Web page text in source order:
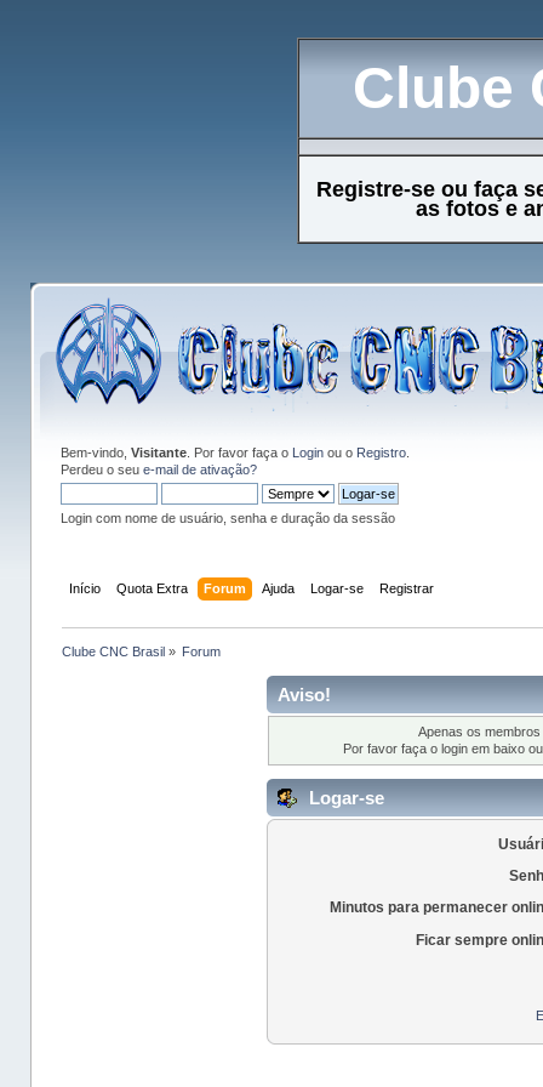
Clube
Registre-se ou faça
as fotos e
Bem-vindo, Visitante. Por favor faça o Loginou o Registro.
Perdeu o seu e-mail de ativação?
Login com nome de usuário, senha e duração da sessão
Início Quota Extra Forum Ajuda Logar-se Registrar
Clube CNC Brasil» Forum
Aviso!
Apenas os
Por favor faça o login em baixo
Logar-se
Minutos para permanecer
Ficar sempre